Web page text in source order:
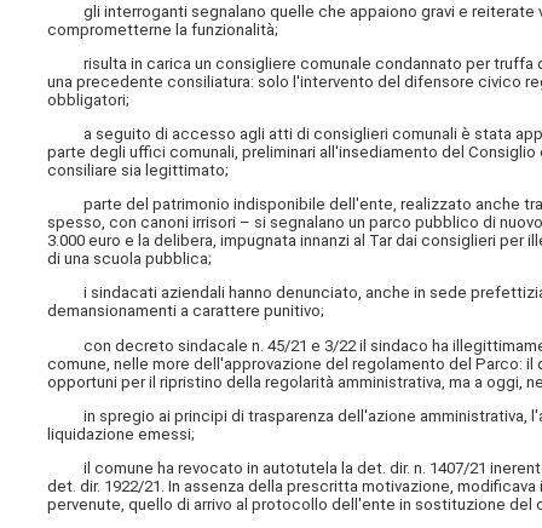
gli interroganti segnalano quelle che appaiono gravi e reiterate
comprometterne la funzionalità;
risulta in carica un consigliere comunale condannato per truffa
una precedente consiliatura: solo l'intervento del difensore civico
obbligatori;
a seguito di accesso agli atti di consiglieri comunali è stata
parte degli uffici comunali, preliminari all'insediamento del
consiliare sia legittimato;
parte del patrimonio indisponibile dell'ente, realizzato anche
spesso, con canoni irrisori – si segnalano un parco pubblico di
3.000 euro e la delibera, impugnata innanzi al Tar dai consiglieri per
di una scuola pubblica;
i sindacati aziendali hanno denunciato, anche in sede
demansionamenti a carattere punitivo;
con decreto sindacale n. 45/21 e 3/22 il sindaco ha
comune, nelle more dell'approvazione del regolamento del Parco:
opportuni per il ripristino della regolarità amministrativa, ma a oggi,
in spregio ai principi di trasparenza dell'azione amministrativa,
liquidazione emessi;
il comune ha revocato in autotutela la det. dir. n. 1407/21
det. dir. 1922/21. In assenza della prescritta motivazione,
pervenute, quello di arrivo al protocollo dell'ente in sostituzione